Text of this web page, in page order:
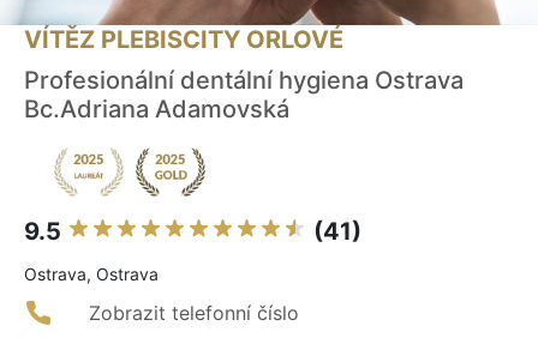
VÍTĚZ PLEBISCITY ORLOVÉ
Profesionální dentální hygiena Ostrava
Bc.Adriana Adamovská
9.5 (41)
Ostrava, Ostrava
Zobrazit telefonní číslo